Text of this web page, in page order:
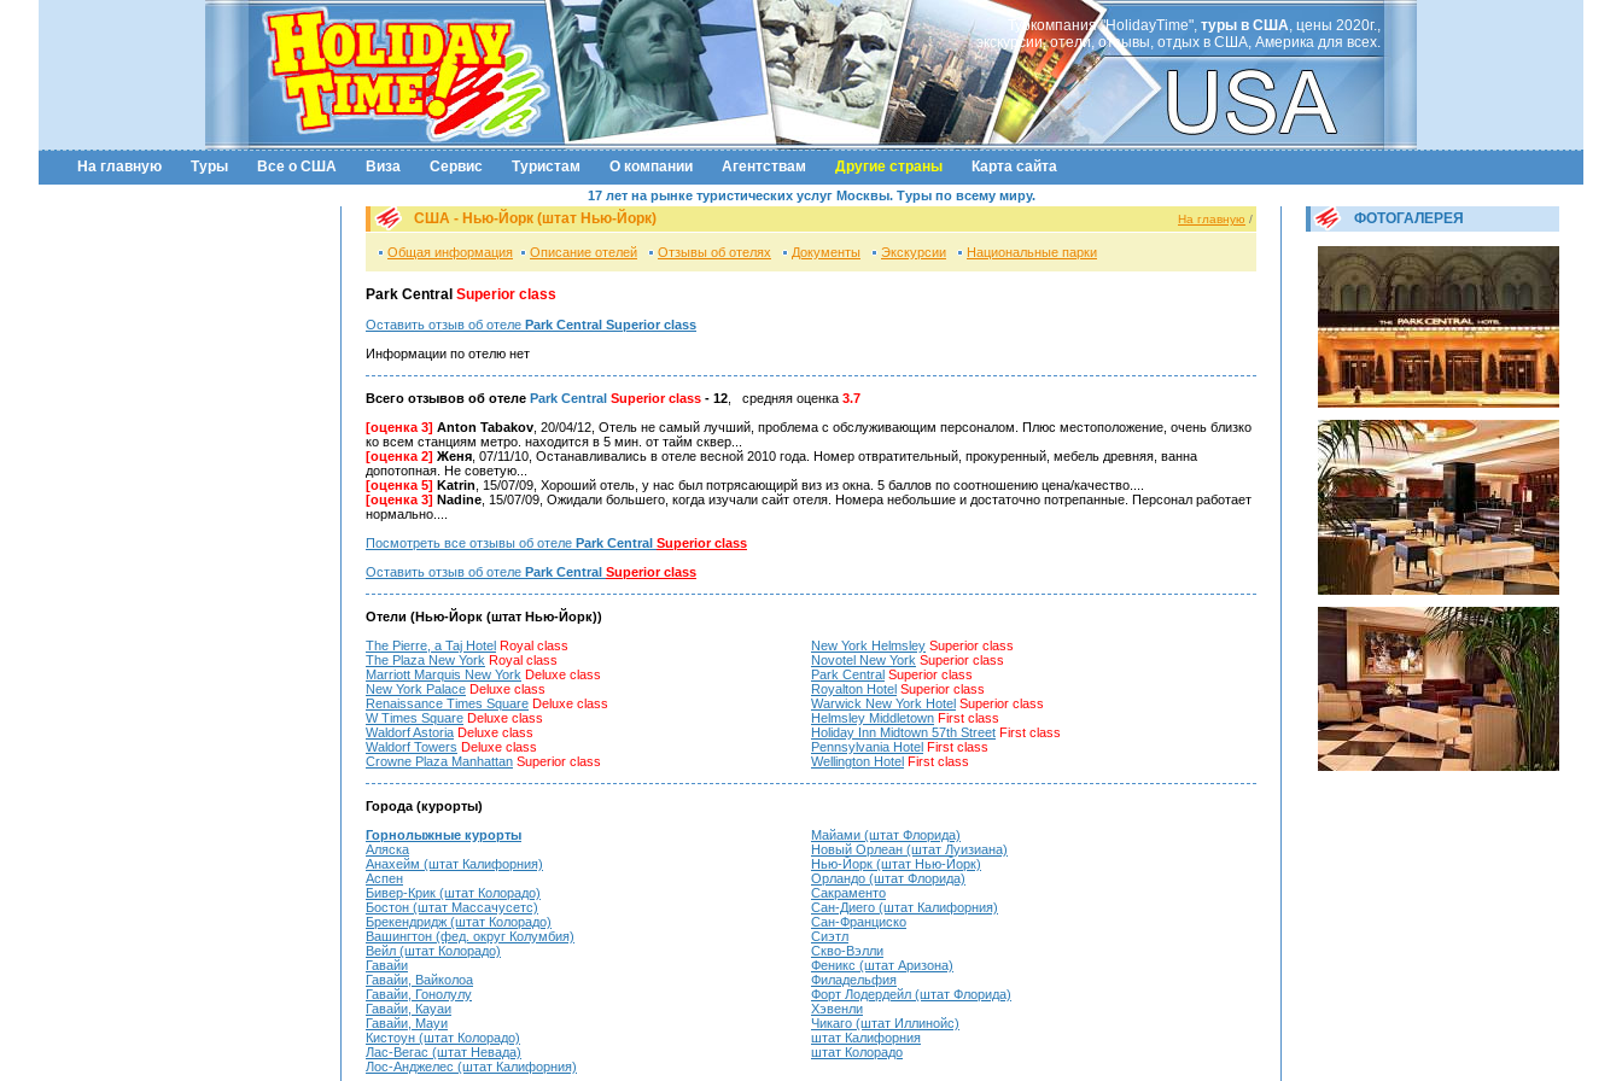
Туркомпания "HolidayTime", туры в США, цены 2020г.,
экскурсии, отели, отзывы, отдых в США, Америка для всех.
На главную Туры Все о США Виза Сервис Туристам О компании Агентствам Другие страны Карта сайта
17 лет на рынке туристических услуг Москвы. Туры по всему миру.
США - Нью-Йорк (штат Нью-Йорк) На главную /
Общая информация Описание отелей Отзывы об отелях Документы Экскурсии Национальные парки
Park Central Superior class
Оставить отзыв об отеле Park Central Superior class
Информации по отелю нет
Всего отзывов об отеле Park Central Superior class - 12 , средняя оценка 3.7
[оценка 3] Anton Tabakov , 20/04/12, Отель не самый лучший, проблема с обслуживающим персоналом. Плюс местоположение, очень близко
ко всем станциям метро. находится в 5 мин. от тайм сквер...
[оценка 2] Женя , 07/11/10, Останавливались в отеле весной 2010 года. Номер отвратительный, прокуренный, мебель древняя, ванна
допотопная. Не советую...
[оценка 5] Katrin , 15/07/09, Хороший отель, у нас был потрясающирй виз из окна. 5 баллов по соотношению цена/качество....
[оценка 3] Nadine , 15/07/09, Ожидали большего, когда изучали сайт отеля. Номера небольшие и достаточно потрепанные. Персонал работает
нормально....
Посмотреть все отзывы об отеле Park Central Superior class
Оставить отзыв об отеле Park Central Superior class
Отели (Нью-Йорк (штат Нью-Йорк))
The Pierre, a Taj Hotel Royal class
The Plaza New York Royal class
Marriott Marquis New York Deluxe class
New York Palace Deluxe class
Renaissance Times Square Deluxe class
W Times Square Deluxe class
Waldorf Astoria Deluxe class
Waldorf Towers Deluxe class
Crowne Plaza Manhattan Superior class
New York Helmsley Superior class
Novotel New York Superior class
Park Central Superior class
Royalton Hotel Superior class
Warwick New York Hotel Superior class
Helmsley Middletown First class
Holiday Inn Midtown 57th Street First class
Pennsylvania Hotel First class
Wellington Hotel First class
Города (курорты)
Горнолыжные курорты
Аляска
Анахейм (штат Калифорния)
Аспен
Бивер-Крик (штат Колорадо)
Бостон (штат Массачусетс)
Брекендридж (штат Колорадо)
Вашингтон (фед. округ Колумбия)
Вейл (штат Колорадо)
Гавайи
Гавайи, Вайколоа
Гавайи, Гонолулу
Гавайи, Кауаи
Гавайи, Мауи
Кистоун (штат Колорадо)
Лас-Вегас (штат Невада)
Лос-Анджелес (штат Калифорния)
Майами (штат Флорида)
Новый Орлеан (штат Луизиана)
Нью-Йорк (штат Нью-Йорк)
Орландо (штат Флорида)
Сакраменто
Сан-Диего (штат Калифорния)
Сан-Франциско
Сиэтл
Скво-Вэлли
Феникс (штат Аризона)
Филадельфия
Форт Лодердейл (штат Флорида)
Хэвенли
Чикаго (штат Иллинойс)
штат Калифорния
штат Колорадо
ФОТОГАЛЕРЕЯ